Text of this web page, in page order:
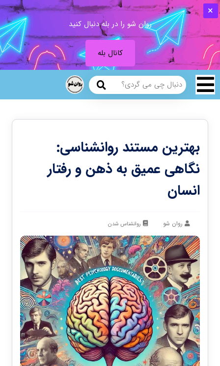
روان شو را در بله دنبال کنید
کانال بله
بهترین مستند روانشناسی:
نگاهی عمیق به ذهن و رفتار
انسان
روان شو روانشناس شدن